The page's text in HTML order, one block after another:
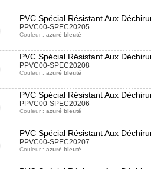
PVC Spécial Résistant Aux
PPVC00-SPEC20205
Couleur : azuré bleuté
PVC Spécial Résistant Aux
PPVC00-SPEC20208
Couleur : azuré bleuté
PVC Spécial Résistant Aux
PPVC00-SPEC20206
Couleur : azuré bleuté
PVC Spécial Résistant Aux
PPVC00-SPEC20207
Couleur : azuré bleuté